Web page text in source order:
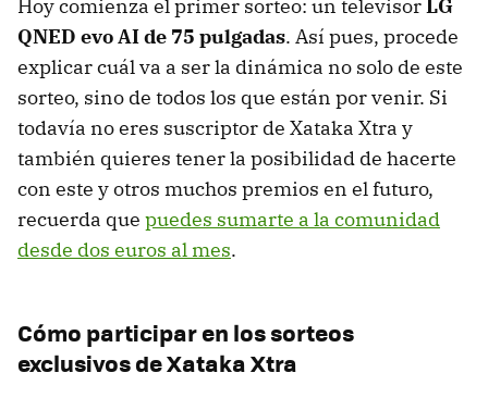
Hoy comienza el primer sorteo: un televisorLG
QNED evo AI de 75 pulgadas. Así pues, procede
explicar cuál va a ser la dinámica no solo de este
sorteo, sino de todos los que están por venir. Si
todavía no eres suscriptor de Xataka Xtra y
también quieres tener la posibilidad de hacerte
con este y otros muchos premios en el futuro,
recuerda que puedes sumarte a la comunidad
desde dos euros al mes.
Cómo participar en los sorteos
exclusivos de Xataka Xtra